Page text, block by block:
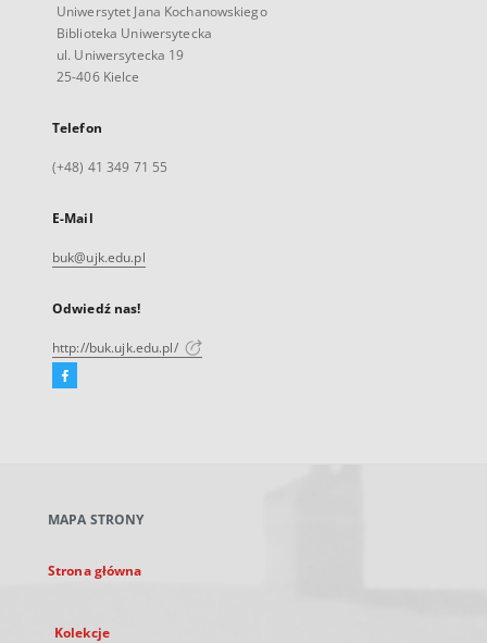
Uniwersytet Jana Kochanowskiego
Biblioteka Uniwersytecka
ul. Uniwersytecka 19
25-406 Kielce
Telefon
(+48) 41 349 71 55
E-Mail
buk@ujk.edu.pl
Odwiedź nas!
http://buk.ujk.edu.pl/
Facebook
karcie
MAPA STRONY
Strona główna
Kolekcje